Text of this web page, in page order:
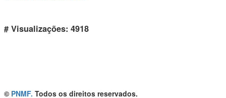
# Visualizações: 4918
© PNMF. Todos os direitos reservados.